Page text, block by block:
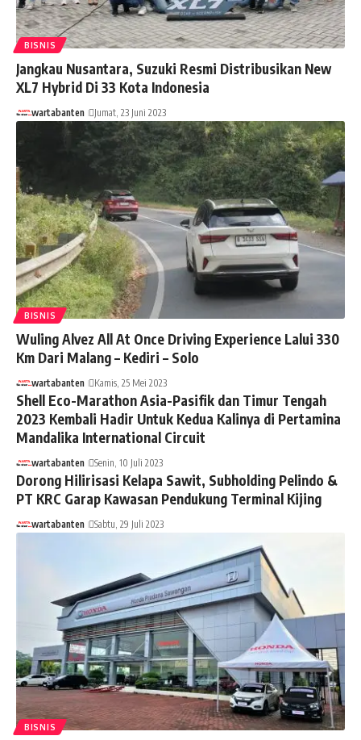
BISNIS
Jangkau Nusantara, Suzuki Resmi Distribusikan New
XL7 Hybrid Di 33 Kota Indonesia
wartabanten Jumat, 23 Juni 2023
BISNIS
Wuling Alvez All At Once Driving Experience Lalui 330
Km Dari Malang – Kediri – Solo
wartabanten Kamis, 25 Mei 2023
Shell Eco-Marathon Asia-Pasifik dan Timur Tengah
2023 Kembali Hadir Untuk Kedua Kalinya di Pertamina
Mandalika International Circuit
wartabanten Senin, 10 Juli 2023
Dorong Hilirisasi Kelapa Sawit, Subholding Pelindo &
PT KRC Garap Kawasan Pendukung Terminal Kijing
wartabanten Sabtu, 29 Juli 2023
BISNIS